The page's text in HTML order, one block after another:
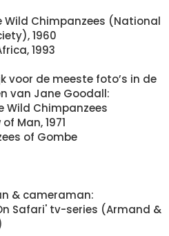
Wild Chimpanzees (National
1960
1993
voor de meeste foto’s in de
van Jane Goodall:
Wild Chimpanzees
Man, 1971
of Gombe
& cameraman:
Safari' tv-series (Armand &